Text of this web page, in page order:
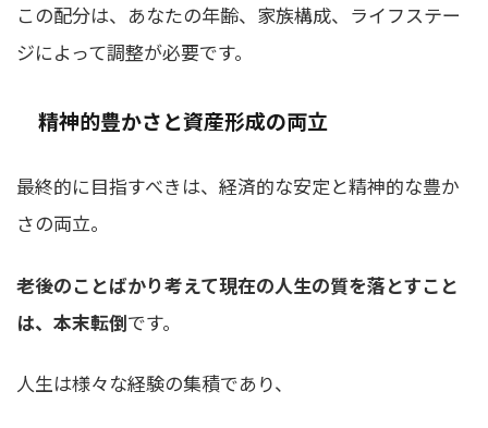
この配分は、あなたの年齢、家族構成、ライフステー
ジによって調整が必要です。
精神的豊かさと資産形成の両立
最終的に目指すべきは、経済的な安定と精神的な豊か
さの両立。
老後のことばかり考えて現在の人生の質を落とすこと
は、本末転倒です。
人生は様々な経験の集積であり、